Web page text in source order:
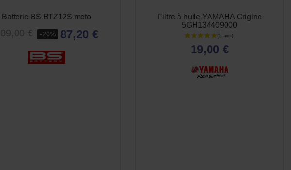
Batterie BS BTZ12S moto
€ -20% 87,20 €
Filtre à huile YAMAHA Origine
5GH134409000
19,00 €